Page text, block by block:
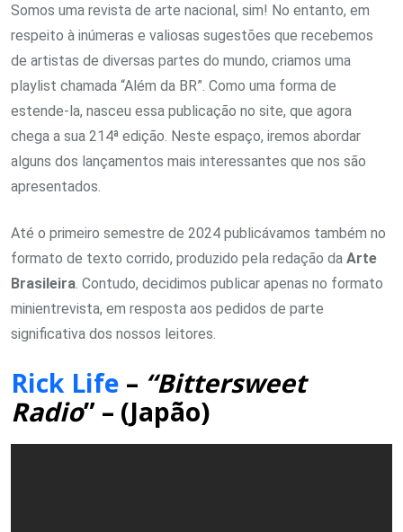
Somos uma revista de arte nacional, sim! No entanto, em
respeito à inúmeras e valiosas sugestões que recebemos
de artistas de diversas partes do mundo, criamos uma
playlist chamada “Além da BR”. Como uma forma de
estende-la, nasceu essa publicação no site, que agora
chega a sua 214ª edição. Neste espaço, iremos abordar
alguns dos lançamentos mais interessantes que nos são
apresentados.
Até o primeiro semestre de 2024 publicávamos também no
formato de texto corrido, produzido pela redação da Arte
Brasileira. Contudo, decidimos publicar apenas no formato
minientrevista, em resposta aos pedidos de parte
significativa dos nossos leitores.
Rick Life – “Bittersweet
Radio” – (Japão)